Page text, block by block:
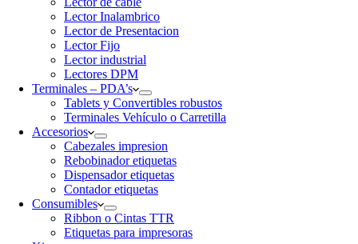
Lector Inalambrico
Lector de Presentacion
Lector Fijo
Lector industrial
Lectores DPM
Terminales – PDA’s
Tablets y Convertibles robustos
Terminales Vehículo o Carretilla
Accesorios
Cabezales impresion
Rebobinador etiquetas
Dispensador etiquetas
Contador etiquetas
Consumibles
Ribbon o Cintas TTR
Etiquetas para impresoras